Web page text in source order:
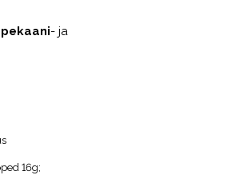
pekaani- ja
16g;